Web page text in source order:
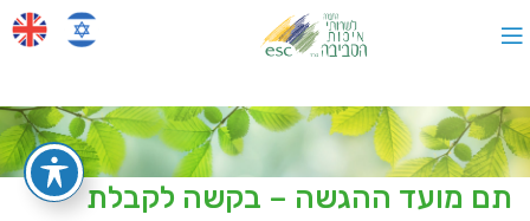
תם מועד ההגשה – בקשה לקבלת